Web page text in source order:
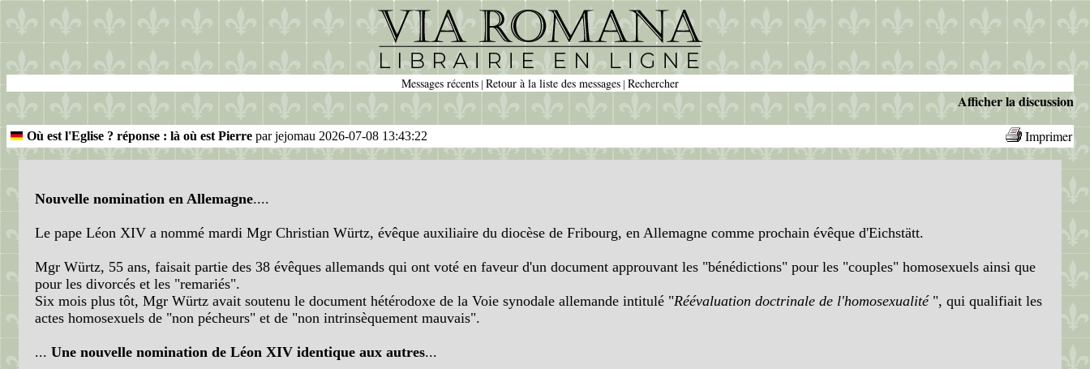
Messages récents | Retour à la liste des messages | Rechercher
Afficher la discussion
Où est l'Eglise ? réponse : là où est Pierre par jejomau 2026-07-08 13:43:22 Imprimer
Nouvelle nomination en Allemagne....
Le pape Léon XIV a nommé mardi Mgr Christian Würtz, évêque auxiliaire du diocèse de Fribourg, en Allemagne comme prochain évêque d'Eichstätt.
Mgr Würtz, 55 ans, faisait partie des 38 évêques allemands qui ont voté en faveur d'un document approuvant les "bénédictions" pour les "couples" homosexuels ainsi que
pour les divorcés et les "remariés".
Six mois plus tôt, Mgr Würtz avait soutenu le document hétérodoxe de la Voie synodale allemande intitulé "Réévaluation doctrinale de l'homosexualité ", qui qualifiait les
actes homosexuels de "non pécheurs" et de "non intrinsèquement mauvais".
... Une nouvelle nomination de Léon XIV identique aux autres...